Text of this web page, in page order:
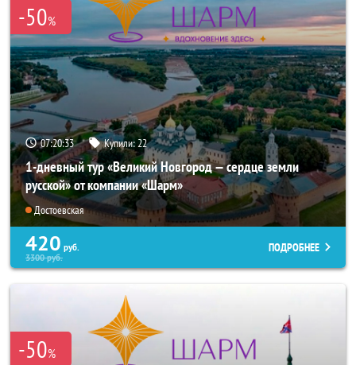
-50%
07:20:31 Купили: 22
1-дневный тур «Великий Новгород — сердце земли
русской» от компании «Шарм»
Достоевская
420 руб.
3300руб.
ПОДРОБНЕЕ
-50%